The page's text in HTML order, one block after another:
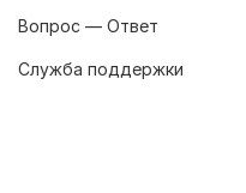
Вопрос — Ответ
Служба поддержки